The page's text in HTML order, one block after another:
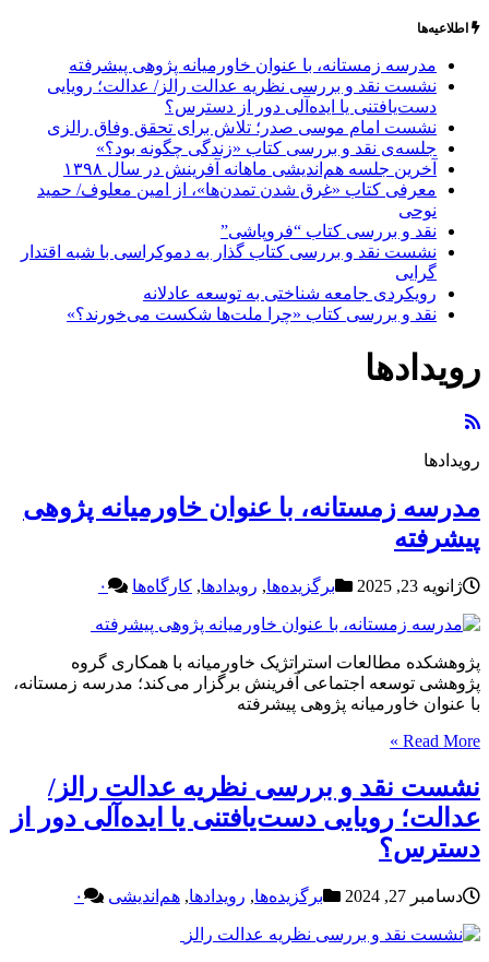
اطلاعیه‌ها
مدرسه زمستانه، با عنوان خاورمیانه پژوهی پیشرفته
نشست نقد و بررسی نظریه عدالت رالز/ عدالت؛ رویایی
دست‌یافتنی یا ایده‌آلی دور از دسترس؟
نشست امام موسی صدر؛ تلاش برای تحقق وفاق رالزی
جلسه‌ی نقد و بررسی کتاب «زندگی چگونه بود؟»
آخرین جلسه هم‌اندیشی ماهانه آفرینش در سال ۱۳۹۸
معرفی کتاب «غرق شدن تمدن‌ها»، از امین معلوف/ حمید
نوحی
نقد و بررسی کتاب “فروپاشی”
نشست نقد و بررسی کتاب گذار به دموکراسی با شبه اقتدار
گرایی
رویکردی جامعه شناختی به توسعه عادلانه
نقد و بررسی کتاب «چرا ملت‌ها شکست می‌خورند؟»
رویدادها
رویدادها
مدرسه زمستانه، با عنوان خاورمیانه پژوهی
پیشرفته
ژانویه 23, 2025 برگزیده‌ها, رویدادها, کارگاه‌ها ۰
پژوهشکده مطالعات استراتژیک خاورمیانه با همکاری گروه
پژوهشی توسعه اجتماعی آفرینش برگزار می‌کند؛ مدرسه زمستانه،
با عنوان خاورمیانه پژوهی پیشرفته
Read More »
نشست نقد و بررسی نظریه عدالت رالز/
عدالت؛ رویایی دست‌یافتنی یا ایده‌آلی دور از
دسترس؟
دسامبر 27, 2024 برگزیده‌ها, رویدادها, هم‌اندیشی ۰